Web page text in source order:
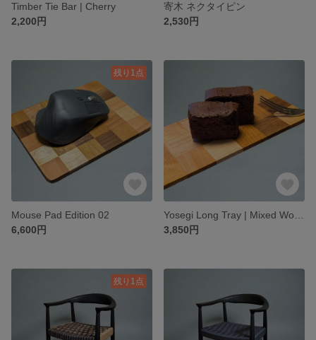
Timber Tie Bar | Cherry
2,200円
寄木 ネクタイピン
2,530円
残り1点
Mouse Pad Edition 02
6,600円
3,850円
残り1点